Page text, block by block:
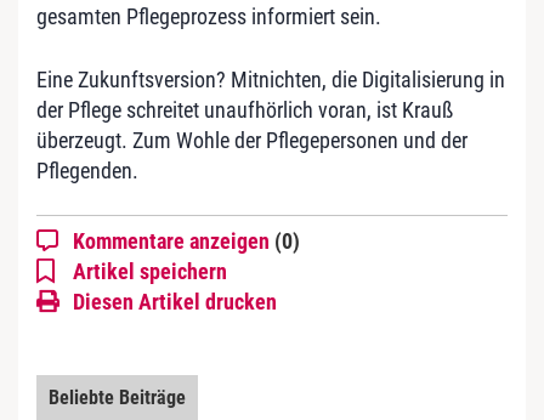
gesamten Pflegeprozess informiert sein.
Eine Zukunftsversion? Mitnichten, die Digitalisierung in
der Pflege schreitet unaufhörlich voran, ist Krauß
überzeugt. Zum Wohle der Pflegepersonen und der
Pflegenden.
Kommentare anzeigen (0)
Artikel speichern
Diesen Artikel drucken
Beliebte Beiträge